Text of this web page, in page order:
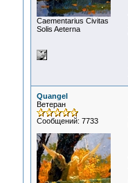
Сaementarius Civitas
Solis Aeterna
Quangel
Ветеран
Сообщений: 7733